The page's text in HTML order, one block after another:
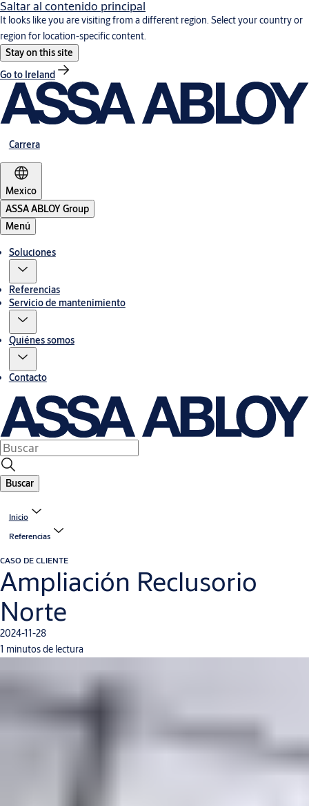
Saltar al contenido principal
It looks like you are visiting from a different region. Select your country or
region for location-specific content.
Stay on this site
Go to Ireland
Carrera
Mexico
ASSA ABLOY Group
Menú
Soluciones
Referencias
Servicio de mantenimiento
Quiénes somos
Contacto
Buscar
Inicio
Referencias
CASO DE CLIENTE
Ampliación Reclusorio
Norte
2024-11-28
1 minutos de lectura